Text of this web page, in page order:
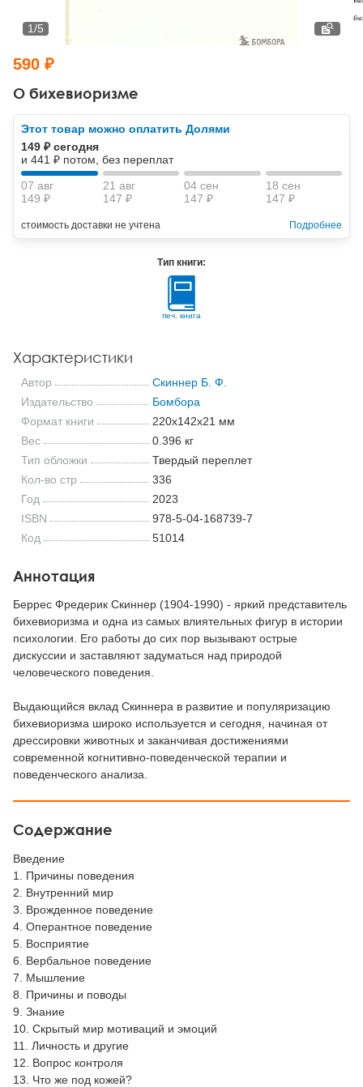
Тревожные расстройства, панические атаки
Другие направления психотерапии
Классический, эриксоновский гипноз и НЛП
НЛП
Психология труда и эргономика
Социальная психология
Социальная и организационная психология
Классический и юнгианский психоанализ
О бихевиоризме
1/5
590 ₽
Этот товар можно оплатить Долями
149 ₽ сегодня
и 441 ₽ потом, без переплат
07 авг
149 ₽
21 авг
147 ₽
04 сен
147 ₽
18 сен
147 ₽
стоимость доставки не учтена Подробнее
Тип книги:
печ. книга
Характеристики
Автор
Скиннер Б. Ф.
Издательство
Бомбора
Формат книги
220x142x21 мм
Вес
0.396 кг
Тип обложки
Твердый переплет
Кол-во стр
336
Год
2023
ISBN
978-5-04-168739-7
Код
51014
Аннотация
Беррес Фредерик Скиннер (1904-1990) - яркий представитель
бихевиоризма и одна из самых влиятельных фигур в истории
психологии. Его работы до сих пор вызывают острые
дискуссии и заставляют задуматься над природой
человеческого поведения.
Выдающийся вклад Скиннера в развитие и популяризацию
бихевиоризма широко используется и сегодня, начиная от
дрессировки животных и заканчивая достижениями
современной когнитивно-поведенческой терапии и
поведенческого анализа.
Содержание
Введение
1. Причины поведения
2. Внутренний мир
3. Врожденное поведение
4. Оперантное поведение
5. Восприятие
6. Вербальное поведение
7. Мышление
8. Причины и поводы
9. Знание
10. Скрытый мир мотиваций и эмоций
11. Личность и другие
12. Вопрос контроля
13. Что же под кожей?